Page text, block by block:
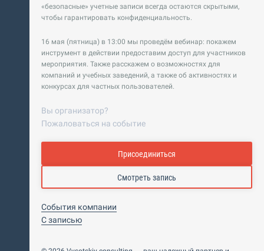
«безопасные» учетные записи всегда остаются скрытыми,
чтобы гарантировать конфиденциальность.
16 мая (пятница) в 13:00 мы проведём вебинар: покажем
инструмент в действии предоставим доступ для участников
мероприятия. Также расскажем о возможностях для
компаний и учебных заведений, а также об активностях и
конкурсах для частных пользователей.
Вы организатор?
Пожаловаться на событие
Присоединиться
Смотреть запись
События компании
C записью